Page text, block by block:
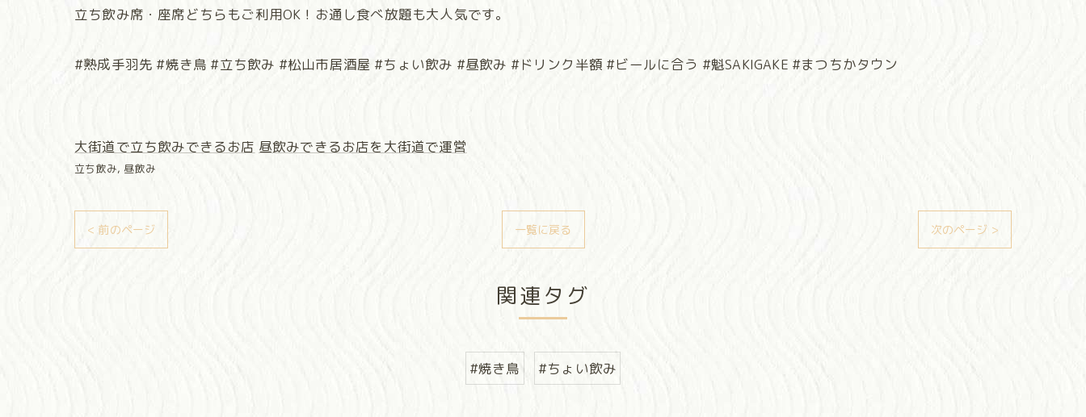
立ち飲み席・座席どちらもご利用OK！お通し食べ放題も大人気です。
#熟成手羽先 #焼き鳥 #立ち飲み #松山市居酒屋 #ちょい飲み #昼飲み #ドリンク半額 #ビールに合う #魁SAKIGAKE #まつちかタウン
大街道で立ち飲みできるお店 昼飲みできるお店を大街道で運営
立ち飲み 昼飲み
< 前のページ 一覧に戻る 次のページ >
関連タグ
#焼き鳥 #ちょい飲み